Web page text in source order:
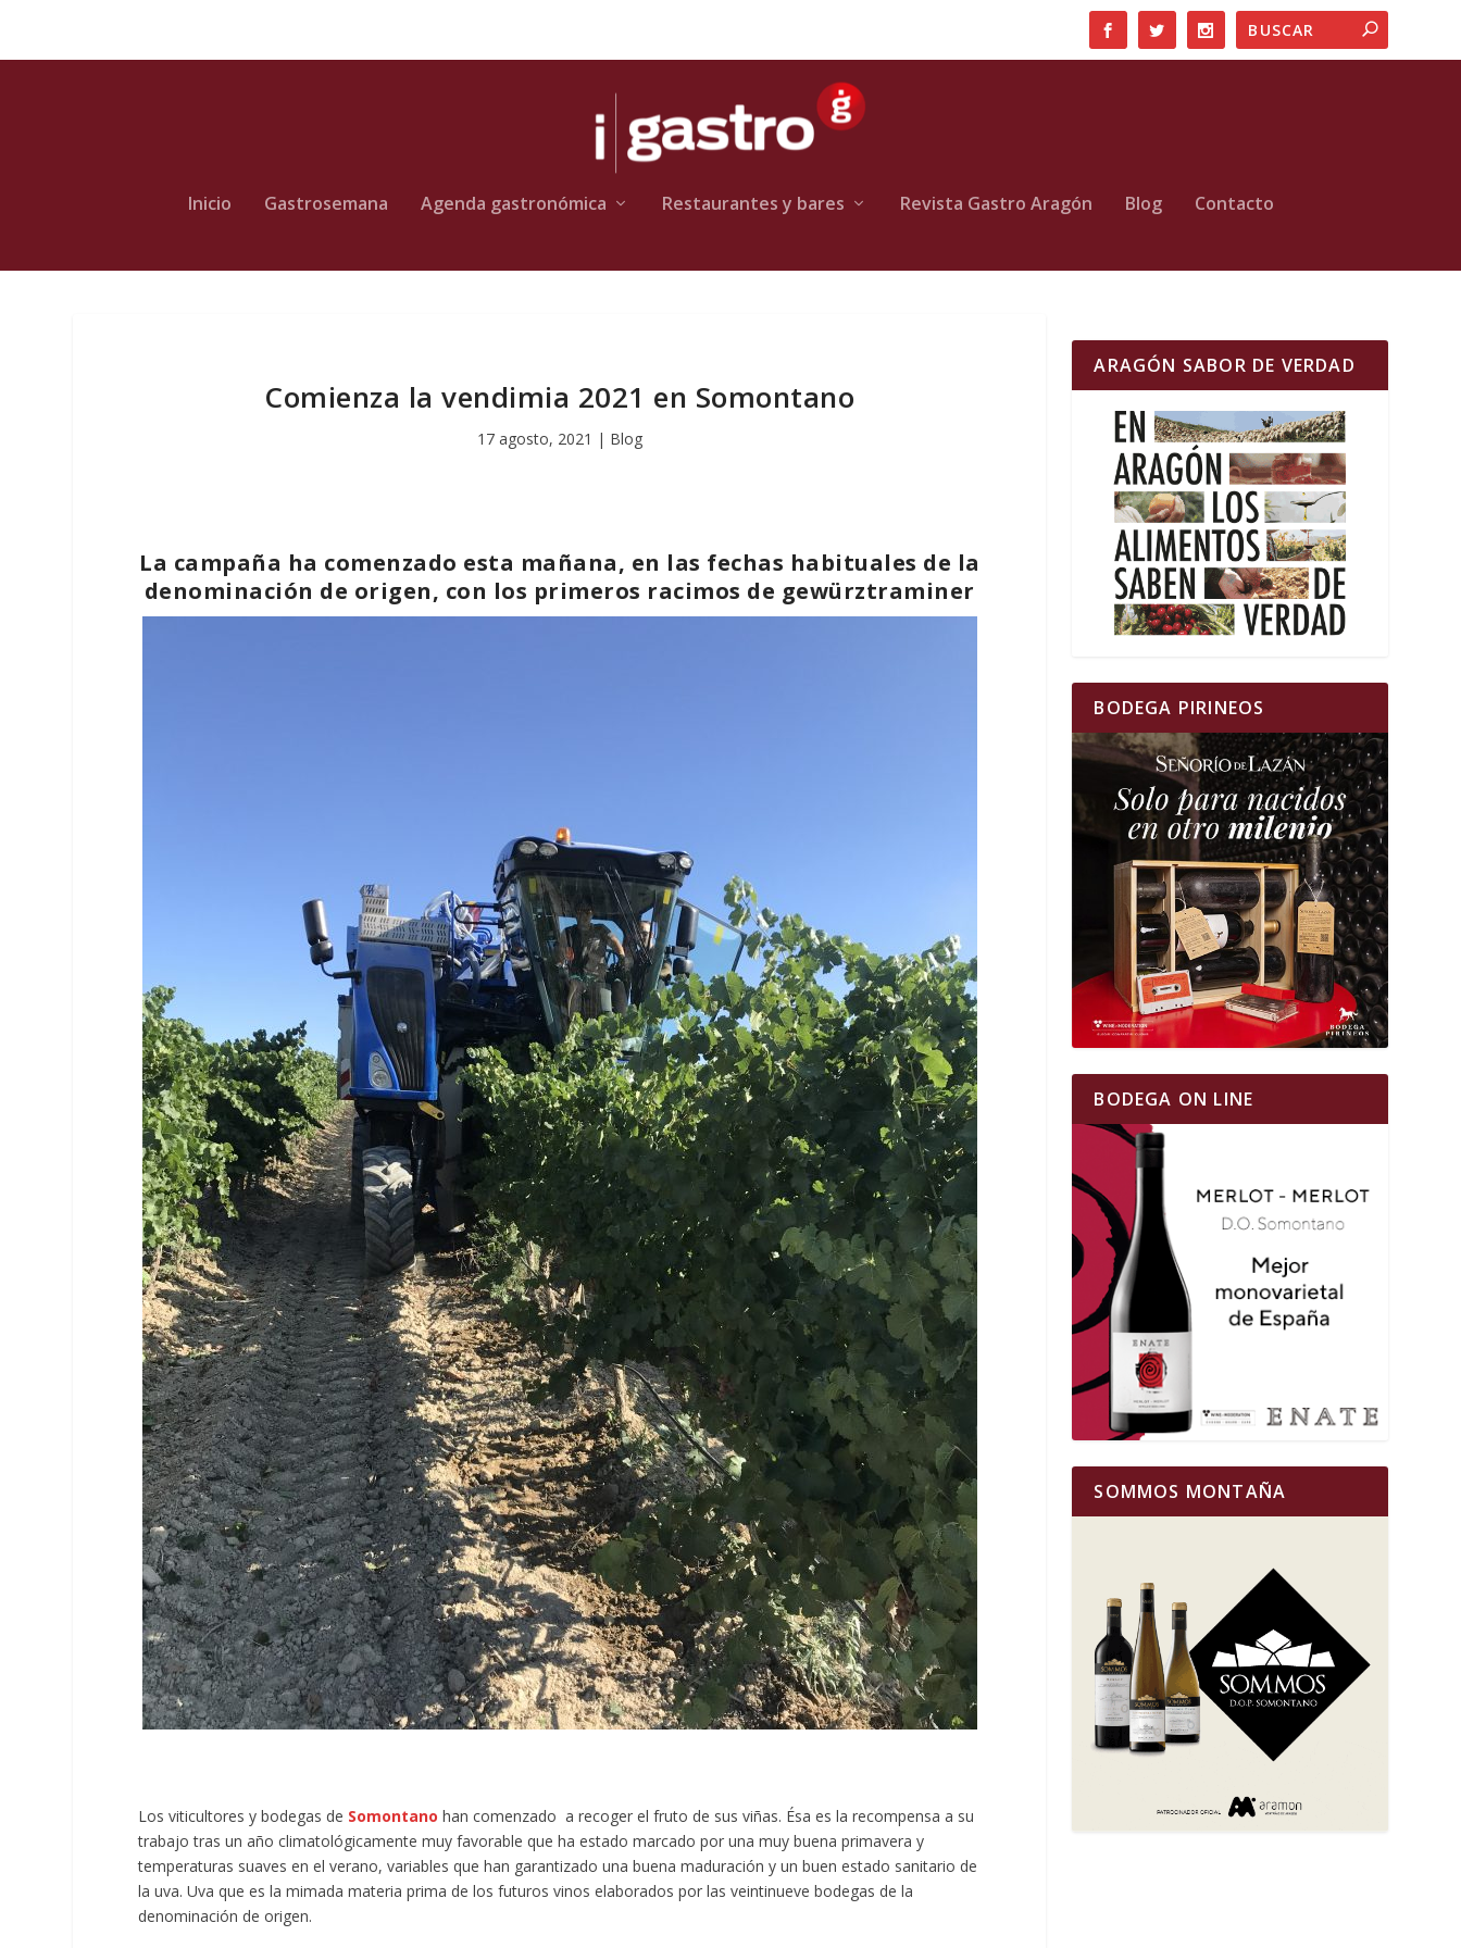
Inicio Gastrosemana Agenda gastronómica Restaurantes y bares Revista Gastro Aragón Blog Contacto
Comienza la vendimia 2021 en Somontano
17 agosto, 2021 | Blog
La campaña ha comenzado esta mañana, en las fechas habituales de la
denominación de origen, con los primeros racimos de gewürztraminer
Los viticultores y bodegas de Somontano han comenzado a recoger el fruto de sus viñas. Ésa es la recompensa a su
trabajo tras un año climatológicamente muy favorable que ha estado marcado por una muy buena primavera y
temperaturas suaves en el verano, variables que han garantizado una buena maduración y un buen estado sanitario de
la uva. Uva que es la mimada materia prima de los futuros vinos elaborados por las veintinueve bodegas de la
denominación de origen.
ARAGÓN SABOR DE VERDAD
BODEGA PIRINEOS
BODEGA ON LINE
SOMMOS MONTAÑA